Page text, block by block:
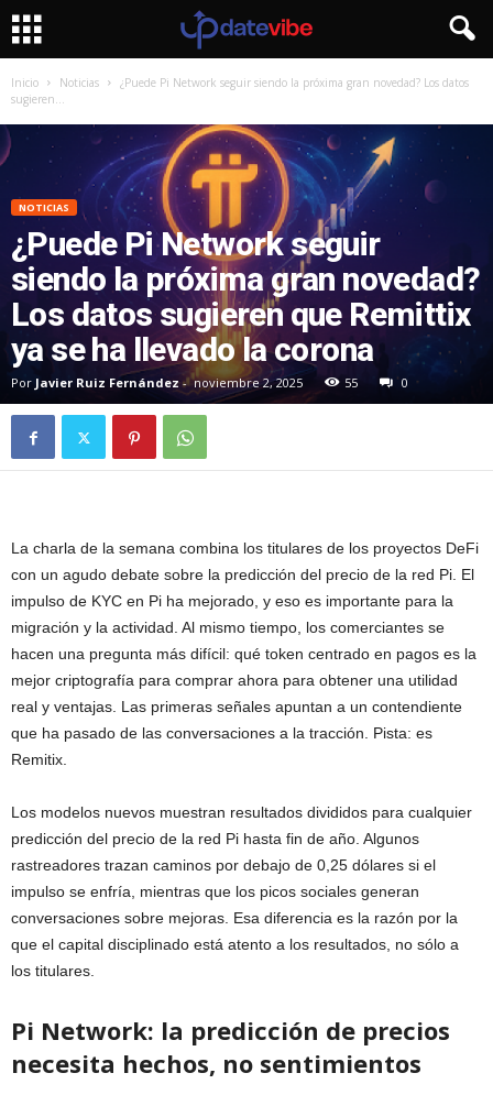
Inicio Noticias
¿Puede Pi Network seguir siendo la próxima gran novedad? Los datos
sugieren...
NOTICIAS
¿Puede Pi Network seguir
siendo la próxima gran novedad?
Los datos sugieren que Remittix
ya se ha llevado la corona
Por Javier Ruiz Fernández - noviembre 2, 2025 55 0
La charla de la semana combina los titulares de los proyectos DeFi
con un agudo debate sobre la predicción del precio de la red Pi. El
impulso de KYC en Pi ha mejorado, y eso es importante para la
migración y la actividad. Al mismo tiempo, los comerciantes se
hacen una pregunta más difícil: qué token centrado en pagos es la
mejor criptografía para comprar ahora para obtener una utilidad
real y ventajas. Las primeras señales apuntan a un contendiente
que ha pasado de las conversaciones a la tracción. Pista: es
Remitix.
Los modelos nuevos muestran resultados divididos para cualquier
predicción del precio de la red Pi hasta fin de año. Algunos
rastreadores trazan caminos por debajo de 0,25 dólares si el
impulso se enfría, mientras que los picos sociales generan
conversaciones sobre mejoras. Esa diferencia es la razón por la
que el capital disciplinado está atento a los resultados, no sólo a
los titulares.
Pi Network: la predicción de precios
necesita hechos, no sentimientos